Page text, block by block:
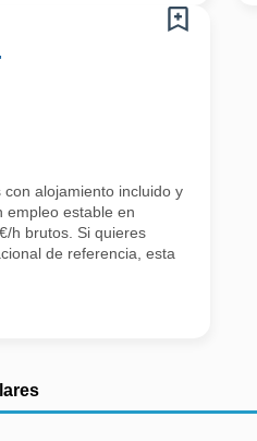
alojamiento incluido y
empleo estable en
h brutos. Si quieres
de referencia, esta